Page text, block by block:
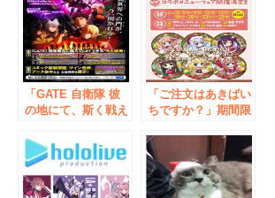
「GATE 自衛隊 彼
の地にて、斯く戦え
プ 12/28（月）～
書泉ブックタワー
（秋葉原）にて開
催！
「ご注文はあきばい
ちですか？」期間限